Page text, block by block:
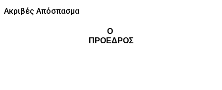
Ακριβές Απόσπασμα
Ο
ΠΡΟΕΔΡΟΣ